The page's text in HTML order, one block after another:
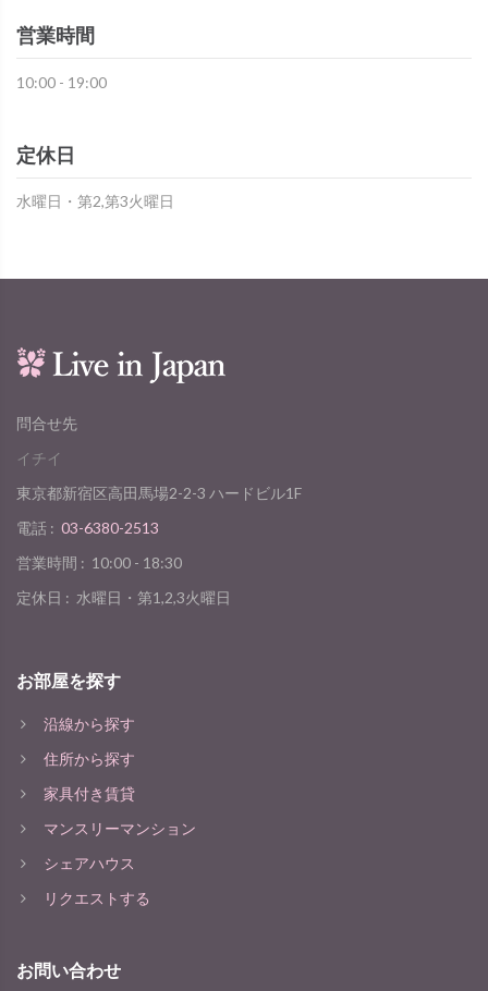
営業時間
10:00 - 19:00
定休日
水曜日・第2,第3火曜日
問合せ先
イチイ
東京都新宿区高田馬場2-2-3 ハードビル1F
電話 : 03-6380-2513
営業時間 : 10:00 - 18:30
定休日 : 水曜日・第1,2,3火曜日
お部屋を探す
沿線から探す
住所から探す
家具付き賃貸
マンスリーマンション
シェアハウス
リクエストする
お問い合わせ